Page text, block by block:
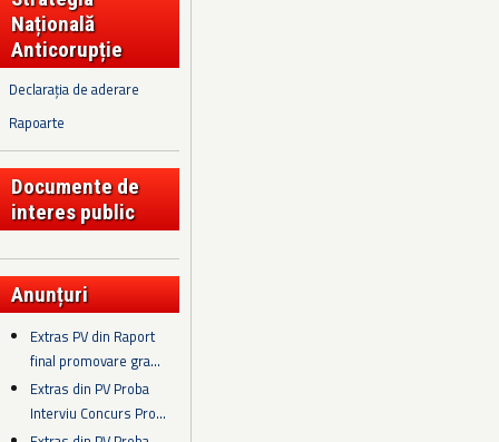
Națională
Anticorupție
Declarația de aderare
Rapoarte
Documente de
interes public
Anunțuri
Extras PV din Raport
final promovare gra...
Extras din PV Proba
Interviu Concurs Pro...